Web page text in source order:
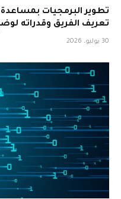
تطوير البرمجيات
تعريف الفريق وقدراته
30 يوليو، 2026